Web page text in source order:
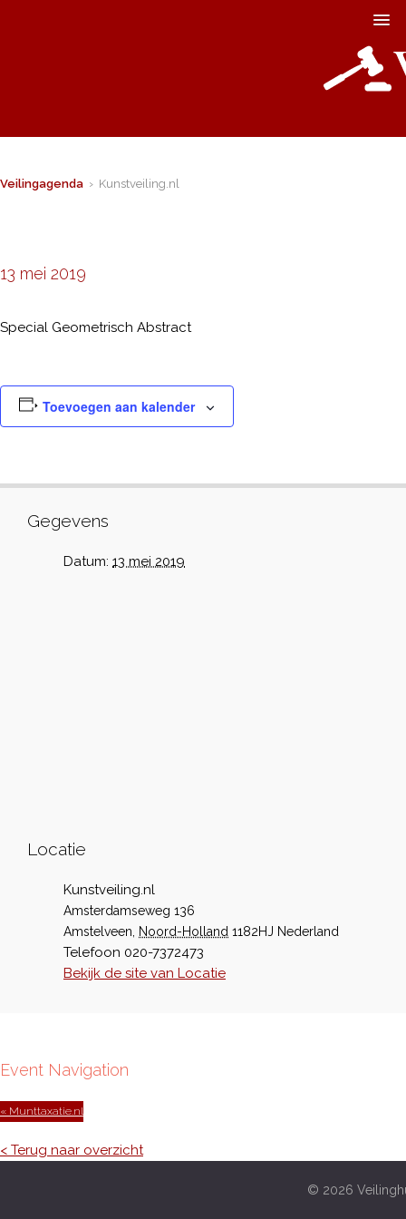
Veilingagenda › Kunstveiling.nl
13 mei 2019
Special Geometrisch Abstract
Toevoegen aan kalender
Gegevens
Datum: 13 mei 2019
Locatie
Kunstveiling.nl
Amsterdamseweg 136
Amstelveen
Noord-Holland 1182HJ Nederland
Telefoon 020-7372473
Bekijk de site van Locatie
Event Navigation
« Munttaxatie.nl
< Terug naar overzicht
© 2026